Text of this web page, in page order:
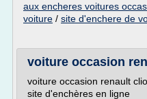
aux encheres voitures
voiture / site d'enchere de
voiture occasion
voiture occasion renault
site d'enchères en ligne